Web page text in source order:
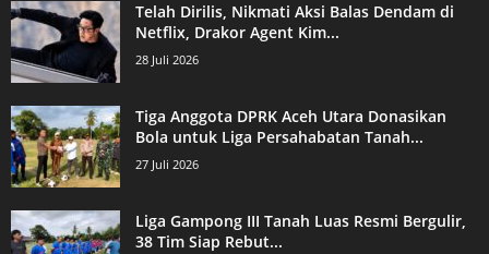
Telah Dirilis, Nikmati Aksi Balas Dendam di
Netflix, Drakor Agent Kim...
28 Juli 2026
Tiga Anggota DPRK Aceh Utara Donasikan
Bola untuk Liga Persahabatan Tanah...
27 Juli 2026
Liga Gampong III Tanah Luas Resmi Bergulir,
38 Tim Siap Rebut...